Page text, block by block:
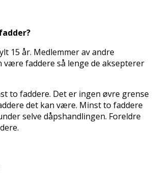
15 år. Medlemmer av andre
være faddere så lenge de aksepterer
to faddere. Det er ingen øvre grense
det kan være. Minst to faddere
selve dåpshandlingen. Foreldre